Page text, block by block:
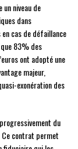
un niveau de
dans
cas de défaillance
83% des
ont adopté une
majeur,
exonération des
du
contrat permet